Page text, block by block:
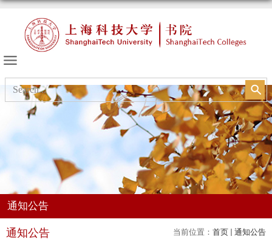
通知公告
当前位置： 首页 通知公告
通知公告